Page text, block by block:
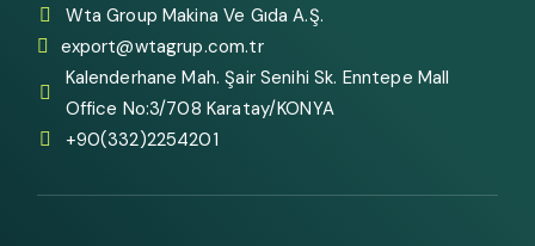
Wta Group Makina Ve Gıda A.Ş.
export@wtagrup.com.tr
Kalenderhane Mah. Şair Senihi Sk. Enntepe Mall
Office No:3/708 Karatay/KONYA
+90(332)2254201